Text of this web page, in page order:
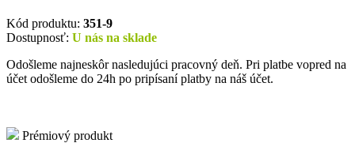
Kód produktu: 351-9
Dostupnosť: U nás na sklade
Odošleme najneskôr nasledujúci pracovný deň. Pri platbe vopred na
účet odošleme do 24h po pripísaní platby na náš účet.
Prémiový produkt